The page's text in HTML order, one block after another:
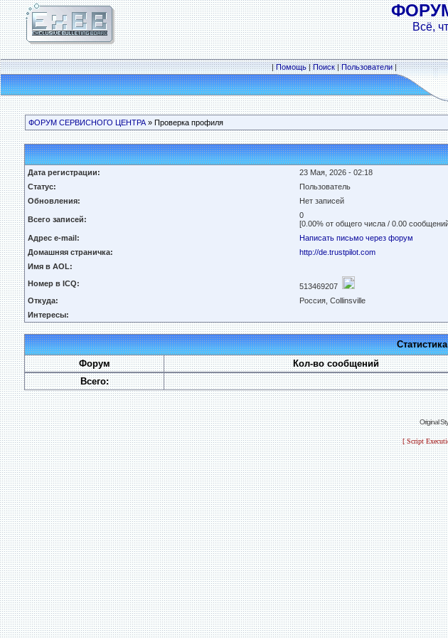
Всё,
|Помощь|Поиск|Пользователи|
ФОРУМ СЕРВИСНОГО ЦЕНТРА » Проверка профиля
Дата регистрации:
23 Мая, 2026 - 02:18
Статус:
Пользователь
Обновления:
Нет записей
Всего записей:
0
[0.00% от общего числа / 0.00
Адрес e-mail:
Написать письмо через форум
Домашняя страничка:
http://de.trustpilot.com
Имя в AOL:
Номер в ICQ:
513469207
Откуда:
Россия, Collinsville
Интересы:
Форум
Кол-во сообщений
Всего:
Original
[ Script